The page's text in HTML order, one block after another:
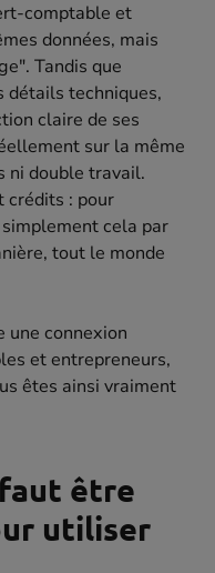
comptable et
données, mais
Tandis que
techniques,
claire de ses
sur la même
ni double travail.
crédits : pour
cela par
tout le monde
une connexion
et entrepreneurs,
êtes ainsi vraiment
être
utiliser